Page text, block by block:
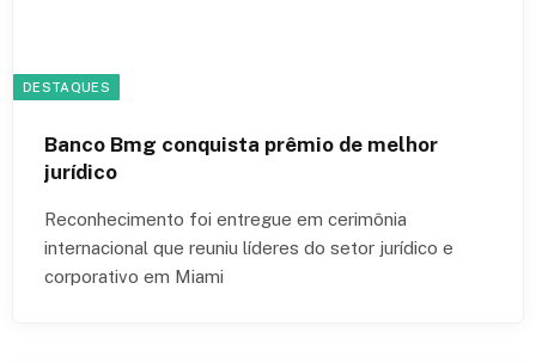
DESTAQUES
Banco Bmg conquista prêmio de melhor
jurídico
Reconhecimento foi entregue em cerimônia
internacional que reuniu líderes do setor jurídico e
corporativo em Miami